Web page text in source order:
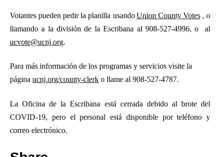
Votantes pueden pedir la planilla usando Union County Votes,o
llamando a la división de la Escribana al 908-527-4996, o al
ucvote@ucnj.org.
Para más información de los programas y servicios visite la
página ucnj.org/county-clerk o llame al 908-527-4787.
La Oficina de la Escribana está cerrada debido al brote del
COVID-19, pero el personal está disponible por teléfono y
correo electrónico.